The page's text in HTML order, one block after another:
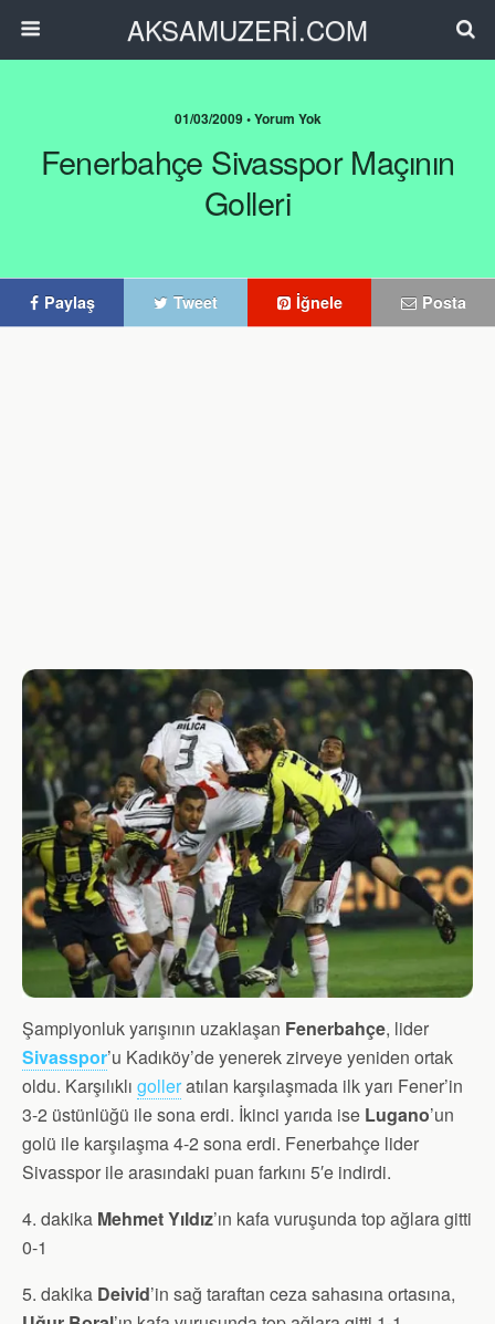
AKSAMUZERİ.COM
01/03/2009 • Yorum Yok
Fenerbahçe Sivasspor Maçının
Golleri
Paylaş Tweet İğnele Posta
Şampiyonluk yarışının uzaklaşan Fenerbahçe, lider
Sivasspor’u Kadıköy’de yenerek zirveye yeniden ortak
oldu. Karşılıklı golleratılan karşılaşmada ilk yarı Fener’in
3-2 üstünlüğü ile sona erdi. İkinci yarıda ise Lugano’un
golü ile karşılaşma 4-2 sona erdi. Fenerbahçe lider
Sivasspor ile arasındaki puan farkını 5′e indirdi.
4. dakika Mehmet Yıldız’ın kafa vuruşunda top ağlara gitti
0-1
5. dakika Deivid’in sağ taraftan ceza sahasına ortasına,